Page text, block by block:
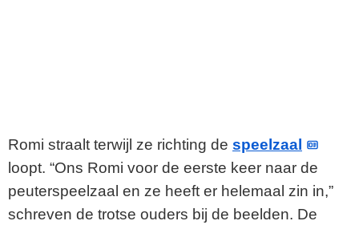
Romi straalt terwijl ze richting de speelzaal
loopt. “Ons Romi voor de eerste keer naar de
peuterspeelzaal en ze heeft er helemaal zin in,”
schreven de trotse ouders bij de beelden. De